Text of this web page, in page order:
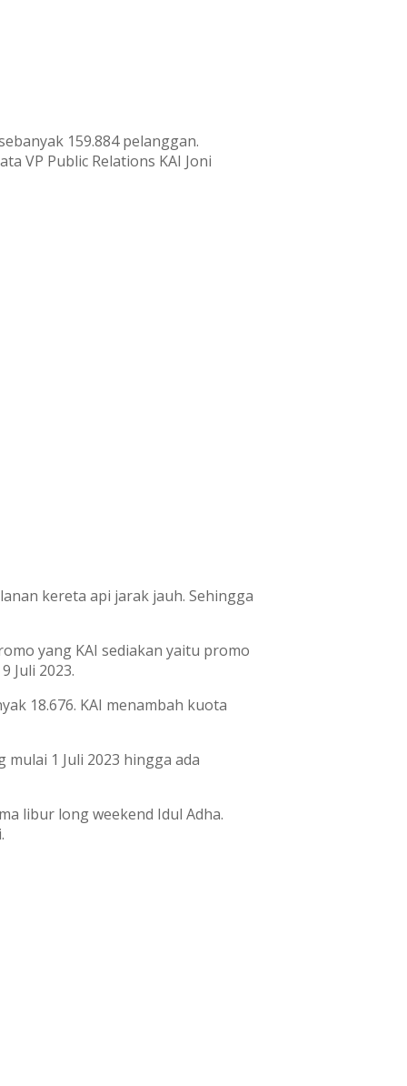
159.884 pelanggan.
VP Public Relations KAI Joni
kereta api jarak jauh. Sehingga
yang KAI sediakan yaitu promo
Juli 2023.
18.676. KAI menambah kuota
1 Juli 2023 hingga ada
libur long weekend Idul Adha.